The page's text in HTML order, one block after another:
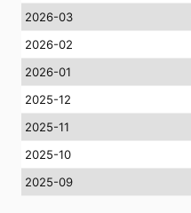
2026-03
2026-02
2026-01
2025-12
2025-11
2025-10
2025-09